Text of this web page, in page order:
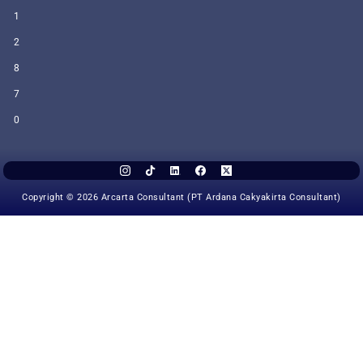
1
2
8
7
0
Copyright © 2026 Arcarta Consultant (PT Ardana Cakyakirta Consultant)